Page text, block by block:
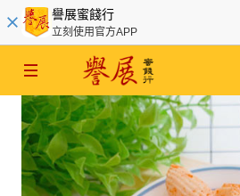
譽展蜜餞行
立刻使用官方APP